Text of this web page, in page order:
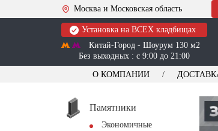
Москва и Московская область
Установка на ВСЕХ кладбищах
Китай-Город - Шоурум 130 м2
Без выходных : с 9:00 до 21:00
О КОМПАНИИ
Памятники
Экономичные